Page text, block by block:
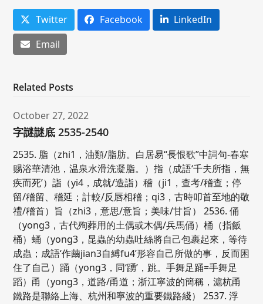
Twitter Facebook
LinkedIn
Email
Related Posts
October 27, 2022
字謎謎底 2535-2540
2535. 脂（zhi1，油類/脂肪。白居易“長恨歌”中詞句-春寒
赐浴華清池，温泉水滑洗凝脂。）指（成語‘千夫所指，無
疾而死’）詣（yi4，成就/造詣）稽（ji1，查考/稽查；停
留/稽留、稽延；計較/反唇相稽；qi3，古時叩首至地的敬
禮/稽首）旨（zhi3，意思/意旨；美味/甘旨） 2536. 俑
（yong3，古代殉葬用的土偶或木偶/兵馬俑）桶（指飯
桶）蛹（yong3，昆蟲的幼蟲吐絲將自己包裹起來，等待
成蟲；成語‘作繭jian3自縛fu4’形容自己所做的事，反而困
住了自己）踊（yong3，同‘踴’，跳。手舞足踊=手舞足
蹈）甬（yong3，道路/甬道；浙江寧波的簡稱，滬杭甬
鐵路是聯絡上海、杭州和寧波的重要鐵路綫） 2537. 浮